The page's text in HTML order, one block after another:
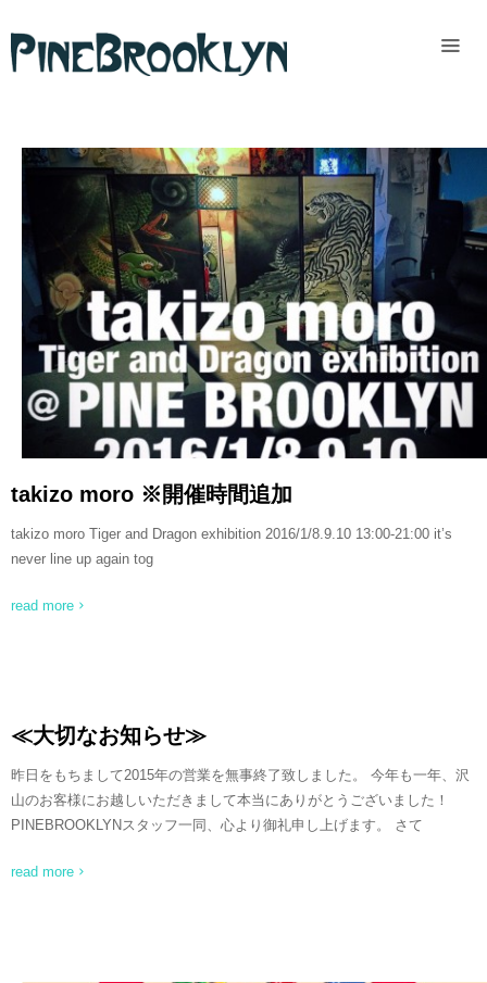
READ MORE
takizo moro ※開催時間追加
takizo moro Tiger and Dragon exhibition 2016/1/8.9.10 13:00-21:00 it’s
never line up again tog
read more
≪大切なお知らせ≫
昨日をもちまして2015年の営業を無事終了致しました。 今年も一年、沢
山のお客様にお越しいただきまして本当にありがとうございました！
PINEBROOKLYNスタッフ一同、心より御礼申し上げます。 さて
read more
Home
Past